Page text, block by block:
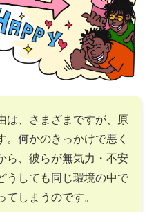
は、さまざまですが、原
。何かのきっかけで悪く
ら、彼らが無気力・不安
うしても同じ環境の中で
しまうのです。